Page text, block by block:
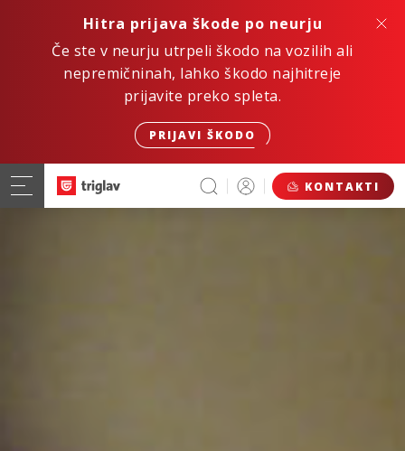
Hitra prijava škode po neurju
Če ste v neurju utrpeli škodo na vozilih ali
nepremičninah, lahko škodo najhitreje
prijavite preko spleta.
PRIJAVI ŠKODO
KONTAKTI